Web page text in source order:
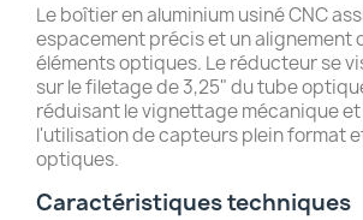
Le boîtier en aluminium usiné CNC
espacement précis et un alignement
éléments optiques. Le réducteur se
sur le filetage de 3,25" du tube
réduisant le vignettage mécanique
l'utilisation de capteurs plein format
optiques.
Caractéristiques techniques